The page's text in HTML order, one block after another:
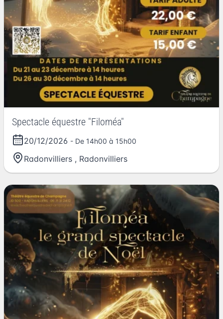
Spectacle équestre "Filoméa"
20/12/2026 - De 14h00 à 15h00
Radonvilliers , Radonvilliers